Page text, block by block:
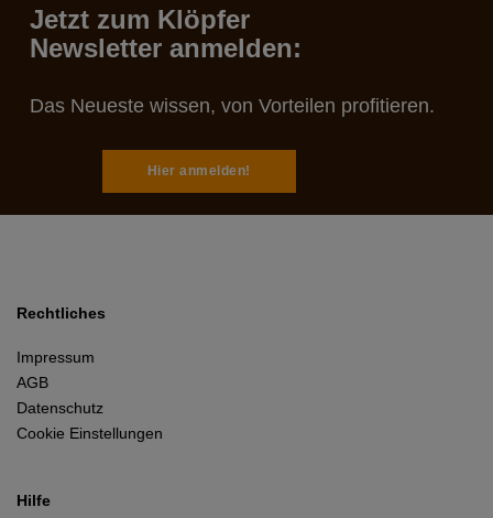
Jetzt zum Klöpfer
Newsletter anmelden:
Das Neueste wissen, von Vorteilen profitieren.
Hier anmelden!
Rechtliches
Impressum
AGB
Datenschutz
Cookie Einstellungen
Hilfe